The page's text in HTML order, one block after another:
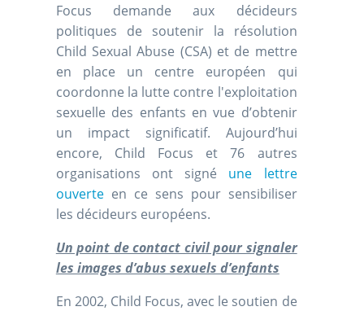
Focus demande aux décideurs
politiques de soutenir la résolution
Child Sexual Abuse (CSA) et de mettre
en place un centre européen qui
coordonne la lutte contre l'exploitation
sexuelle des enfants en vue d’obtenir
un impact significatif. Aujourd’hui
encore, Child Focus et 76 autres
organisations ont signé une lettre
ouverteen ce sens pour sensibiliser
les décideurs européens.
Un point de contact civil pour signaler
les images d’abus sexuels d’enfants
En 2002, Child Focus, avec le soutien de